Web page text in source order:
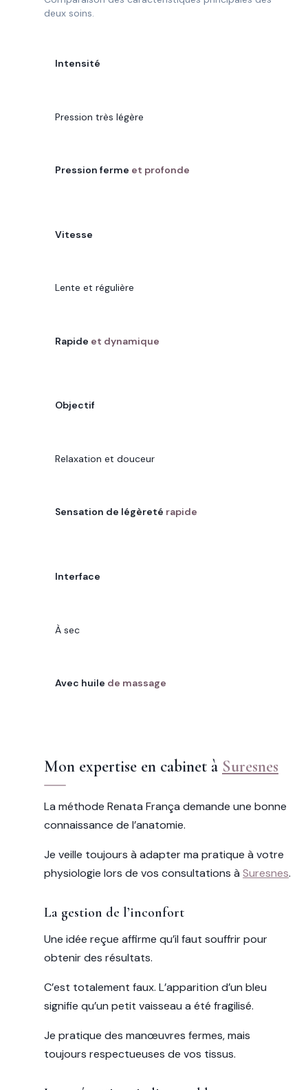
deux soins.
Intensité
Pression très légère
Pression ferme et profonde
Vitesse
Lente et régulière
Rapide et dynamique
Objectif
Relaxation et douceur
Sensation de légèreté rapide
Interface
À sec
Avec huile de massage
Mon expertise en cabinet à Suresnes
La méthode Renata França demande une bonne
connaissance de l’anatomie.
Je veille toujours à adapter ma pratique à votre
physiologie lors de vos consultations à Suresnes.
La gestion de l’inconfort
Une idée reçue affirme qu’il faut souffrir pour
obtenir des résultats.
C’est totalement faux. L’apparition d’un bleu
signifie qu’un petit vaisseau a été fragilisé.
Je pratique des manœuvres fermes, mais
toujours respectueuses de vos tissus.